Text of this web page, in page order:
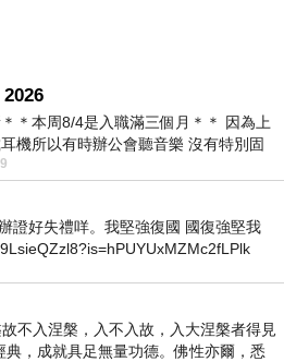
＊本周8/4是入職滿三個月＊＊ 因為上
機所以有時辦公會聽音樂 沒有特別固
是一周某一天會固定聽'90
證好失禮咩。我堅強復國 國復強堅我
不入涅槃，入不入故，入大涅槃者得見
，成就具足無量功德。佛性亦爾，悉